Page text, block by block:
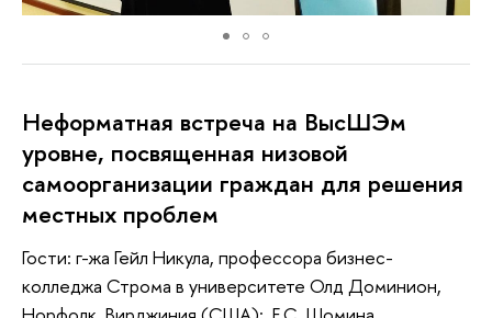
Неформатная встреча на ВысШЭм
уровне, посвященная низовой
самоорганизации граждан для решения
местных проблем
Гости: г-жа Гейл Никула, профессора бизнес-
колледжа Строма в университете Олд Доминион,